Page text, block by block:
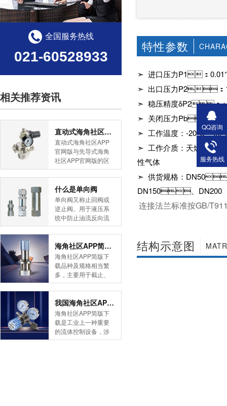
特性参数
➣ 进口压力P1：0.01
➣ 出口压力P2：
➣ 稳压精度δP2：
➣ 关闭压力Pb：
➣ 工作温度：-20℃～
➣ 工作介质：天燃气、
性气体
➣ 供货规格：
DN150、DN200
连接法兰标准按GB/
结构示意图
全国服务热线
021-60528933
相关推荐资讯
直动式海角社区APP官网版与先导式海角社区APP官网版的区别
直动式海角社区APP
官网版与先导式海角
社区APP官网版的区
别是什么？HJBA8海
角论坛海角社区APP
简版下载告诉您！先
导式海角社区APP官
网版是采用控制阀体
内的启闭件的开度来
调节介质的流量，将
介质的压力降低，同
时借助阀后压力的作
用调节启闭件的开
度，使阀后压力保持
在一定范围内，在进
口压力不断变化的情
在设定的范围内，保
护其后的生活生产器
具。本类海角社区
APP简版下载在管......
什么是单向阀
单向阀又称止回阀或
逆止阀。用于液压系
统中防止油流反向流
动,或者用于气动系统
中防止压缩空气逆向
流动。今天HJBA8海
角论坛海角社区APP
简版下载为您介绍一
下什么是单向阀。
一、简介单向阀有直
通式和直角式两种。
直通式单向阀用螺纹
连接安装在管路上。
直角式单向阀有螺纹
连接、板式连接和法
兰连接三种形式。液
海角社区APP简版下载的维护保养方式有哪些
海角社区APP简版下
载品种及规格相当繁
多，主要用于截止、
导流、稳压、分流
等，用途广泛。正确
和有序有效的维护保
养会保护海角社区
APP简版下载，使海
角社区APP简版下载
正常发挥功能并且延
我国海角社区APP简版下载市场的现状及前景如何
海角社区APP简版下
载是工业上一种重要
的流体控制设备，涉
及到国民经济诸多部
QQ咨询
服务热线